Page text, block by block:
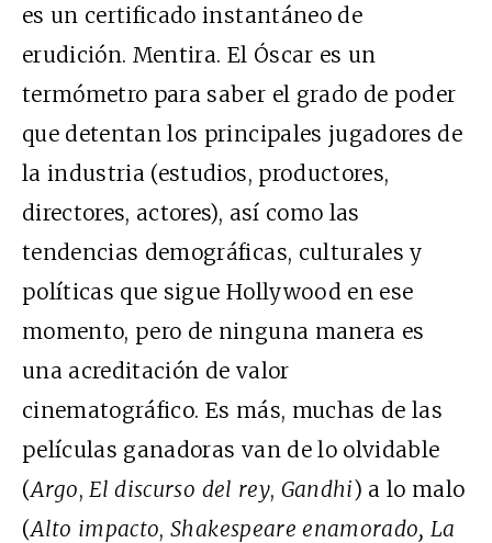
es un certificado instantáneo de
erudición. Mentira. El Óscar es un
termómetro para saber el grado de poder
que detentan los principales jugadores de
la industria (estudios, productores,
directores, actores), así como las
tendencias demográficas, culturales y
políticas que sigue Hollywood en ese
momento, pero de ninguna manera es
una acreditación de valor
cinematográfico. Es más, muchas de las
películas ganadoras van de lo olvidable
(Argo,El discurso del rey, Gandhi) a lo malo
(Alto impacto,Shakespeare enamorado, La